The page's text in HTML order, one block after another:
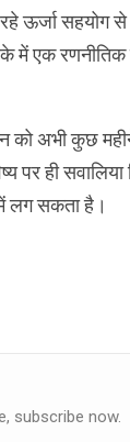
ऊर्जा सहयोग
में एक
को अभी कुछ
पर ही
लग सकता है।
subscribe now.